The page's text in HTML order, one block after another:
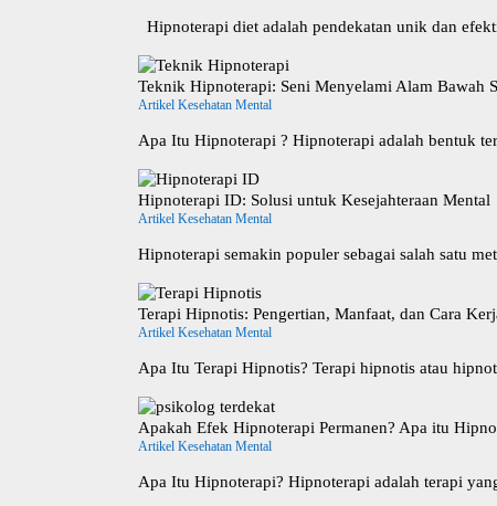
Hipnoterapi diet adalah pendekatan unik dan
Teknik Hipnoterapi: Seni Menyelami Alam Bawah
Artikel Kesehatan Mental
Apa Itu Hipnoterapi ? Hipnoterapi adalah bentuk
Hipnoterapi ID: Solusi untuk Kesejahteraan Mental
Artikel Kesehatan Mental
Hipnoterapi semakin populer sebagai salah satu
Terapi Hipnotis: Pengertian, Manfaat, dan Cara
Artikel Kesehatan Mental
Apa Itu Terapi Hipnotis? Terapi hipnotis atau
Apakah Efek Hipnoterapi Permanen? Apa itu
Artikel Kesehatan Mental
Apa Itu Hipnoterapi? Hipnoterapi adalah terapi